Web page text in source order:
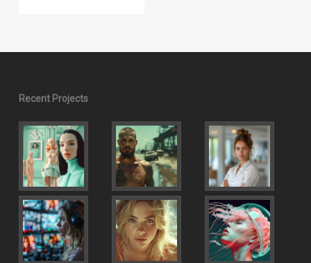
Recent Projects